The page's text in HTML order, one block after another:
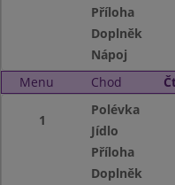
Příloha
Doplněk
Nápoj
Menu
Chod
1
Polévka
Jídlo
Příloha
Doplněk